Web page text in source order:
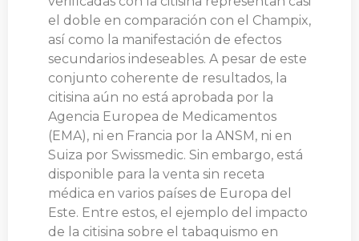
el doble en comparación con el Champix,
así como la manifestación de efectos
secundarios indeseables. A pesar de este
conjunto coherente de resultados, la
citisina aún no está aprobada por la
Agencia Europea de Medicamentos
(EMA), ni en Francia por la ANSM, ni en
Suiza por Swissmedic. Sin embargo, está
disponible para la venta sin receta
médica en varios países de Europa del
Este. Entre estos, el ejemplo del impacto
de la citisina sobre el tabaquismo en